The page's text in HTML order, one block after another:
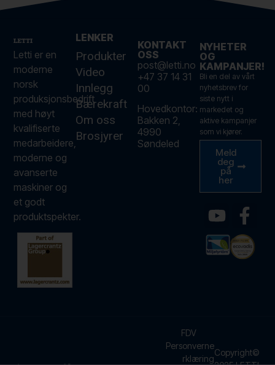
Letti er en
moderne
norsk
produksjonsbedrift
med høyt
kvalifiserte
medarbeidere,
moderne og
avanserte
maskiner og
et godt
produktspekter.
LENKER
Produkter
Video
Innlegg
Bærekraft
Om oss
Brosjyrer
KONTAKT
OSS
post@letti.no
+47 37 14 31
00
Hovedkontor:
Bakken 2,
4990
Søndeled
NYHETER
OG
KAMPANJER!
Bli en del av vårt
nyhetsbrev for
siste nytt i
markedet og
aktive kampanjer
som vi kjører.
Meld
deg
på
her
Copyright©
FDV
Personverne
rklæring